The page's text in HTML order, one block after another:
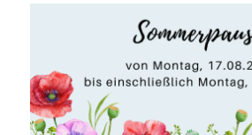
Pollenflug & Co.